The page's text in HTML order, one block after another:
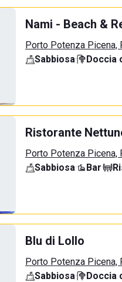
Nami - Beach &
Porto Potenza Picena,
Sabbiosa· Doccia
Ristorante
Porto Potenza Picena,
Sabbiosa· Bar·
Blu di Lollo
Porto Potenza Picena,
Sabbiosa· Doccia